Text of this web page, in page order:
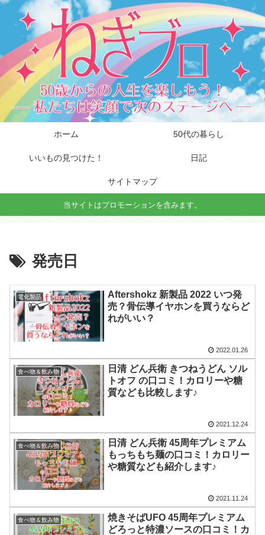
ホーム 50代の暮らし
いいもの見つけた！ 日記
サイトマップ
当サイトはプロモーションを含みます。
発売日
電化製品
Aftershokz 新製品 2022 いつ発
売？骨伝導イヤホンを買うならど
れがいい？
2022.01.26
食べ物＆飲み物
日清 どん兵衛 きつねうどん ソル
トオフ の口コミ！カロリーや糖
質なども比較します♪
2021.12.24
食べ物＆飲み物
日清 どん兵衛 45周年プレミアム
もっちもち麺の口コミ！カロリー
や糖質なども紹介します♪
2021.11.24
食べ物＆飲み物
焼きそばUFO 45周年プレミアム
どろっと特濃ソースの口コミ！カ